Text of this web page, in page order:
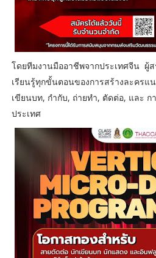
โดยทีมงานมืออาชีพจากประเทศจีน ผู้
เรียนรู้ทุกขั้นตอนของการสร้างละครแ
เขียนบท, กำกับ, ถ่ายทำ, ตัดต่อ, และ ก
ประเทศ